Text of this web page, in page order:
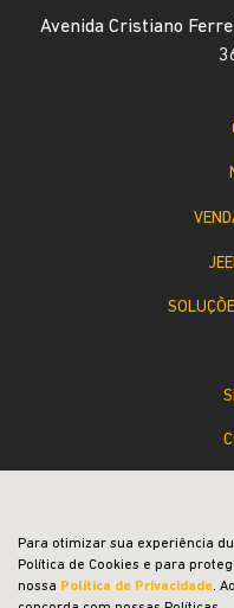
Avenida Cristiano
Para otimizar sua experiência
Política de Cookies e para
nossa Política de Privacidade.